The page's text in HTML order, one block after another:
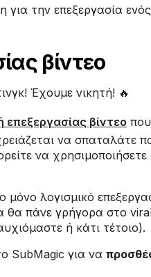
την επεξεργασία
βίντεο
Έχουμε νικητή! 🔥
επεξεργασίας βίντεο
να σπαταλάτε
να
λογισμικό
πάνε γρήγορα στο viral
ή κάτι τέτοιο).
SubMagic για να